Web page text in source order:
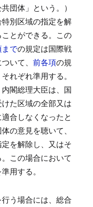
団体」という。）
別区域の指定を解
とができる。 この
での規定は国際戦
いて、 前各項の規
れぞれ準用する。
閣総理大臣は、国
た区域の全部又は
合しなくなったと
の意見を聴いて、
を解除し、又はそ
この場合において
用する。
う場合には、総合